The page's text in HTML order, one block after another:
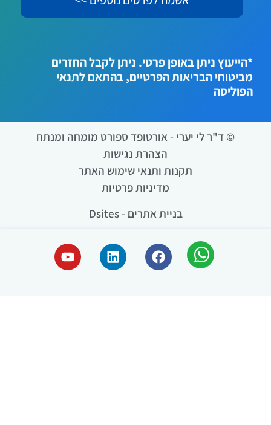
*הייעוץ ניתן באופן פרטי. ניתן לקבל החזרים
מביטוחי הבריאות הפרטיים, בהתאם לתנאי
הפוליסה
© ד"ר לי יערי - אורטופד ספורט מומחה ומנתח
הצהרת נגישות
תקנות ותנאי שימוש האתר
מדיניות פרטיות
בניית אתרים - Dsites